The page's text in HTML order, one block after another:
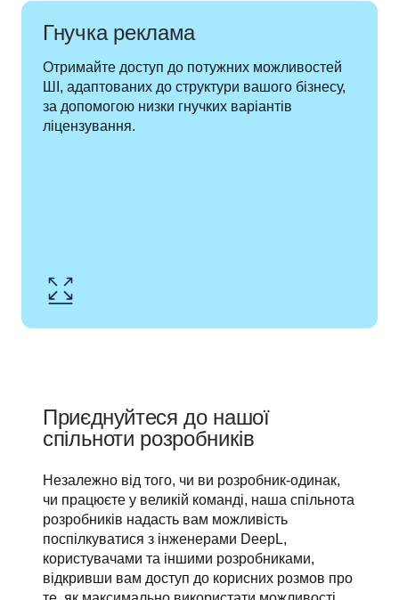
Гнучка реклама
Отримайте доступ до потужних можливостей
ШІ, адаптованих до структури вашого бізнесу,
за допомогою низки гнучких варіантів
ліцензування.
Приєднуйтеся до нашої
спільноти розробників
Незалежно від того, чи ви розробник-одинак,
чи працюєте у великій команді, наша спільнота
розробників надасть вам можливість
поспілкуватися з інженерами DeepL,
користувачами та іншими розробниками,
відкривши вам доступ до корисних розмов про